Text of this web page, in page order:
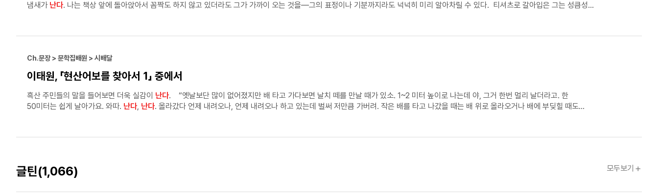
냄새가 난다. 나는 책상 앞에 돌아앉아서 꼼짝도 하지 않고 있더라도 그가 가까이 오는 것을―그의 표정이나 기분까지라도 넉넉히 미리 알아차릴 수 있다. 티셔츠로 갈아입은 그는 성큼성큼
Ch.문장 > 문학집배원 > 시배달
이태원, 「현산어보를 찾아서 1」 중에서
흑산 주민들의 말을 들어보면 더욱 실감이 난다. “옛날보단 많이 없어졌지만 배 타고 가다보면 날치 떼를 만날 때가 있소. 1~2 미터 높이로 나는데 야, 그거 한번 멀리 날더라고. 한
50미터는 쉽게 날아가요. 와따. 난다, 난다. 올라갔다 언제 내려오나, 언제 내려오나 하고 있는데 벌써 저만큼 가버려. 작은 배를 타고 나갔을 때는 배 위로 올라오거나 배에 부딪힐 때도
채운다. 날치는 깨끗하게 씻어서 언제라도 먹을 수 있게끔 되어 있었다.
글틴(1,066) 글틴
모두보기